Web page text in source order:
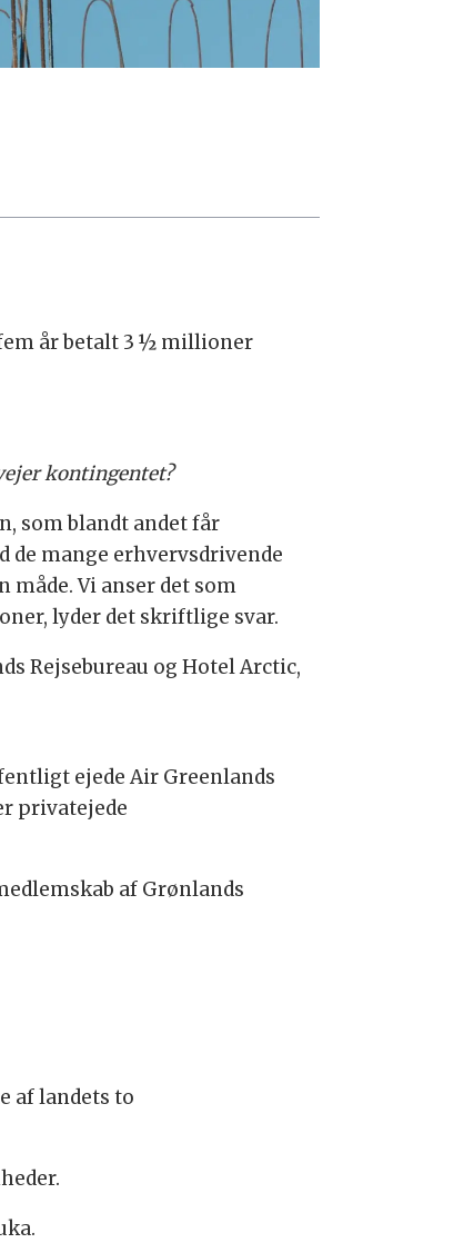
år betalt 3 ½ millioner
kontingentet?
som blandt andet får
mange erhvervsdrivende
Vi anser det som
lyder det skriftlige svar.
Rejsebureau og Hotel Arctic,
ejede Air Greenlands
privatejede
af Grønlands
af landets to